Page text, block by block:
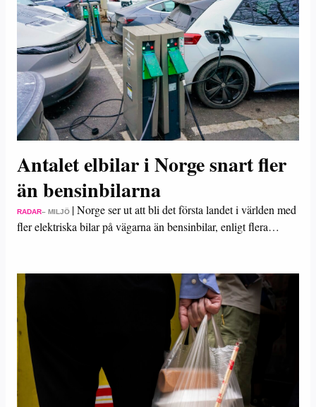
Antalet elbilar i Norge snart fler
än bensinbilarna
RADAR– MILJÖ |Norge ser ut att bli det första landet i världen med
fler elektriska bilar på vägarna än bensinbilar, enligt flera…